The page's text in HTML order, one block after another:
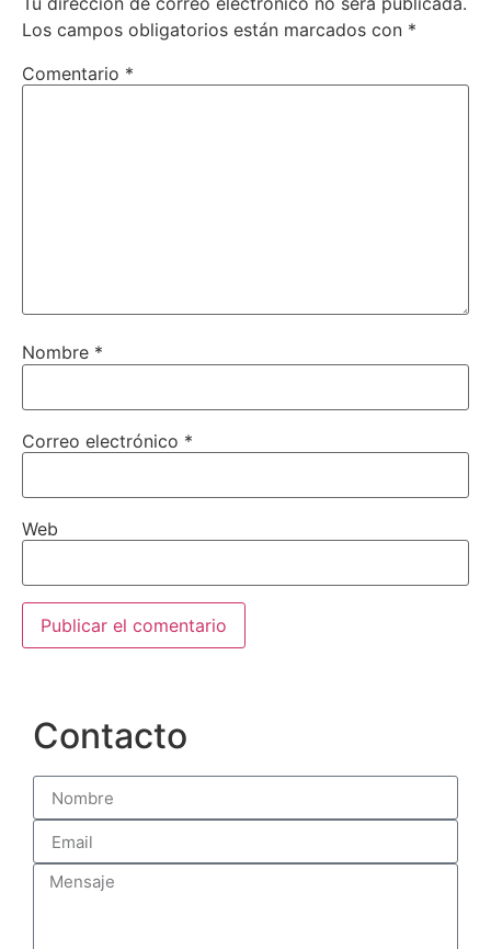
Los campos obligatorios están marcados con *
Comentario *
Nombre *
Correo electrónico *
Web
Contacto